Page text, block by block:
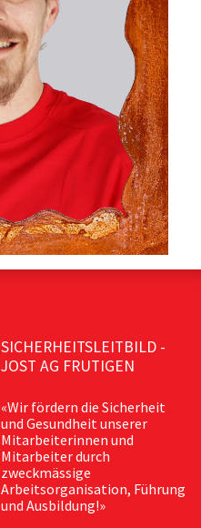
SICHERHEITSLEITBILD -
JOST AG FRUTIGEN
«Wir fördern die Sicherheit
und Gesundheit unserer
Mitarbeiterinnen und
Mitarbeiter durch
zweckmässige
Arbeitsorganisation, Führung
und Ausbildung!»